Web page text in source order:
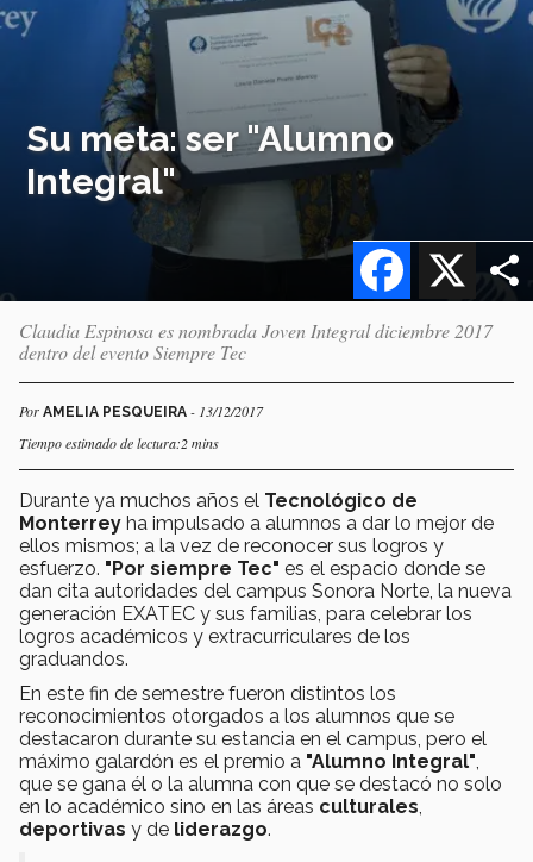
Su meta: ser "Alumno
Integral"
X
Facebook
Claudia Espinosa es nombrada Joven Integral diciembre 2017
dentro del evento Siempre Tec
Por AMELIA PESQUEIRA - 13/12/2017
Tiempo estimado de lectura:2 mins
Durante ya muchos años el Tecnológico de
Monterrey ha impulsado a alumnos a dar lo mejor de
ellos mismos; a la vez de reconocer sus logros y
esfuerzo. "Por siempre Tec" es el espacio donde se
dan cita autoridades del campus Sonora Norte, la nueva
generación EXATEC y sus familias, para celebrar los
logros académicos y extracurriculares de los
graduandos.
En este fin de semestre fueron distintos los
reconocimientos otorgados a los alumnos que se
destacaron durante su estancia en el campus, pero el
máximo galardón es el premio a "Alumno Integral"
que se gana él o la alumna con que se destacó no solo
en lo académico sino en las áreas culturales
deportivas y de liderazgo.